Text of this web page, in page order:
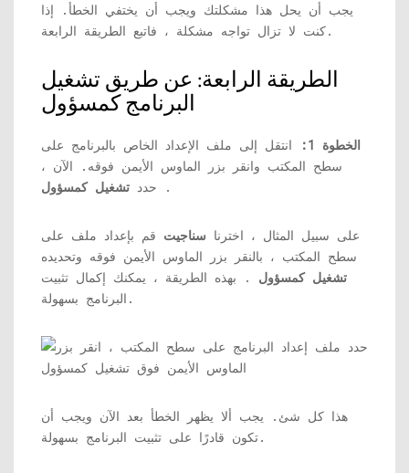
يجب أن يحل هذا مشكلتك ويجب أن يختفي الخطأ. إذا
كنت لا تزال تواجه مشكلة ، فاتبع الطريقة الرابعة.
الطريقة الرابعة: عن طريق تشغيل
البرنامج كمسؤول
الخطوة 1:
انتقل إلى ملف الإعداد الخاص بالبرنامج على
سطح المكتب وانقر بزر الماوس الأيمن فوقه. الآن ،
حدد تشغيل كمسؤول .
على سبيل المثال ، اخترنا سناجيت قم بإعداد ملف على
سطح المكتب ، بالنقر بزر الماوس الأيمن فوقه وتحديده
تشغيل كمسؤول . بهذه الطريقة ، يمكنك إكمال تثبيت
البرنامج بسهولة.
هذا كل شئ. يجب ألا يظهر الخطأ بعد الآن ويجب أن
تكون قادرًا على تثبيت البرنامج بسهولة.